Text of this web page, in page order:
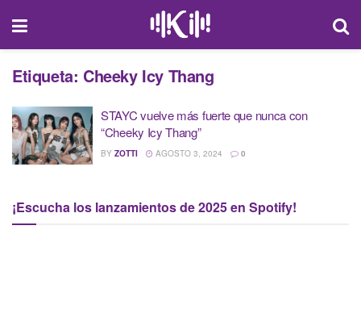
Etiqueta: Cheeky Icy Thang
STAYC vuelve más fuerte que nunca con
“Cheeky Icy Thang”
BY ZOTTI AGOSTO 3, 2024 0
¡Escucha los lanzamientos de 2025 en Spotify!